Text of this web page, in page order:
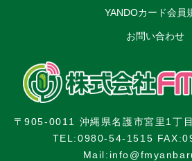
YANDOカード会員
お問い合わせ
〒905-0011 沖縄県名護市宮里1丁
TEL:0980-54-1515